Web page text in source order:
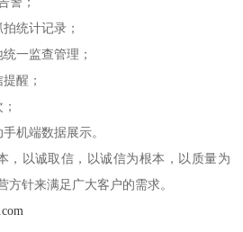
统计记录；
一监查管理；
醒；
机端数据展示。
，以诚取信，以诚信为根本，以质量为
方针来满足广大客户的需求。